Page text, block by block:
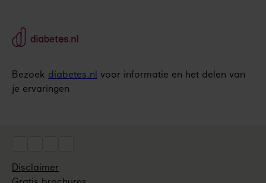
Disclaimer
Bezoek diabetes.nl
voor informatie en het delen van
je ervaringen